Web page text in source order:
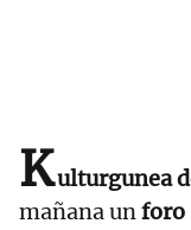
Kulturgunea
mañana unforo